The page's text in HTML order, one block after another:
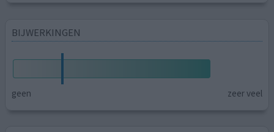
BIJWERKINGEN
geen zeer veel